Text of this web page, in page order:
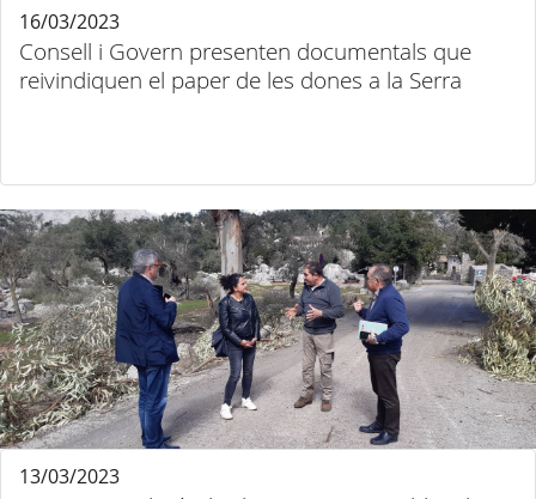
Consell i Govern presenten documentals que
reivindiquen el paper de les dones a la Serra
16/03/2023
13/03/2023